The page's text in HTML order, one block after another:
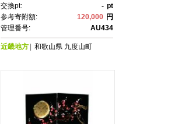
交換pt: - pt
参考寄附額:
120,000 円
管理番号:
AU434
近畿地方 和歌山県 九度山町